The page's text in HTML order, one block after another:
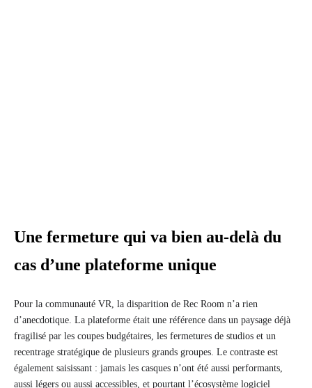
Une fermeture qui va bien au-delà du
cas d’une plateforme unique
Pour la communauté VR, la disparition de Rec Room n’a rien
d’anecdotique. La plateforme était une référence dans un paysage déjà
fragilisé par les coupes budgétaires, les fermetures de studios et un
recentrage stratégique de plusieurs grands groupes. Le contraste est
également saisissant : jamais les casques n’ont été aussi performants,
aussi légers ou aussi accessibles, et pourtant l’écosystème logiciel